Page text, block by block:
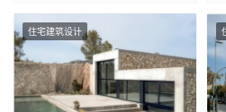
住宅建筑设计